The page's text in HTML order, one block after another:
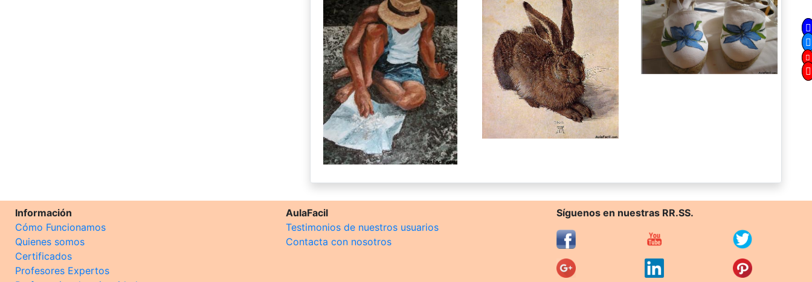
Información
Cómo Funcionamos
Quienes somos
Certificados
Profesores Expertos
AulaFacil
Testimonios de nuestros usuarios
Contacta con nosotros
Síguenos en nuestras RR.SS.